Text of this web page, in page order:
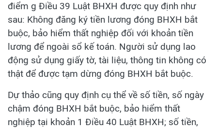
điểm g Điều 39 Luật BHXH được quy định như
sau: Không đăng ký tiền lương đóng BHXH bắt
buộc, bảo hiểm thất nghiệp đối với khoản tiền
lương để ngoài sổ kế toán. Người sử dụng lao
động sử dụng giấy tờ, tài liệu, thông tin không có
thật để được tạm dừng đóng BHXH bắt buộc.
Dự thảo cũng quy định cụ thể về số tiền, số ngày
chậm đóng BHXH bắt buộc, bảo hiểm thất
nghiệp tại khoản 1 Điều 40 Luật BHXH; số tiền,